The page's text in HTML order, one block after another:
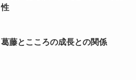
性
葛藤とこころの成長との関係